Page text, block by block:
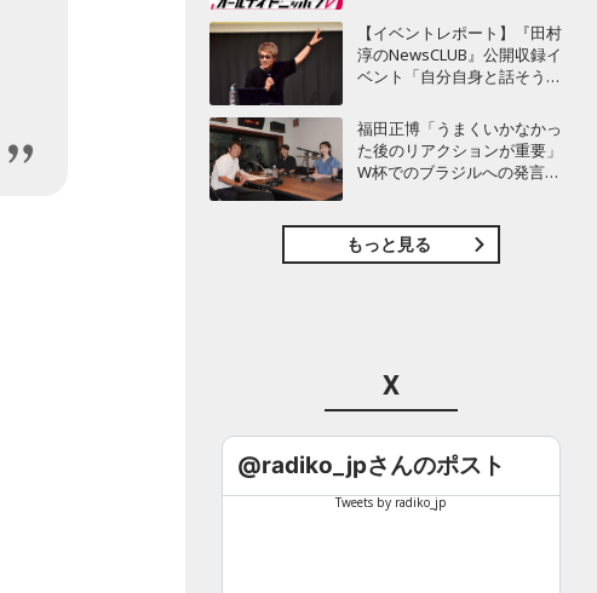
す！」
【イベントレポート】『田村
淳のNewsCLUB』公開収録イ
ベント「自分自身と話そうの
に“人生の最後に流したい
曲”などをテーマにトーク
福田正博「うまくいかなかっ
た後のリアクションが重要」
W杯でのブラジルへの発言が
もっと見る
X
@radiko_jpさんのポスト
Tweets by radiko_jp